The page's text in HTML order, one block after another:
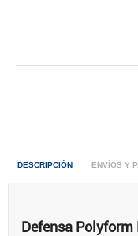
DESCRIPCIÓN ENVÍOS Y
Defensa Polyform